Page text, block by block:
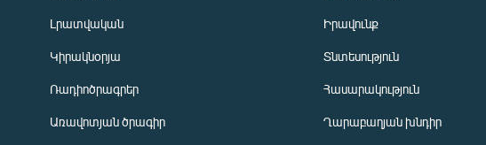
Լրատվական
Կիրակնօրյա
Ռադիոծրագրեր
Առավոտյան ծրագիր
Իրավունք
Տնտեսություն
Հասարակություն
Ղարաբաղյան խնդիր